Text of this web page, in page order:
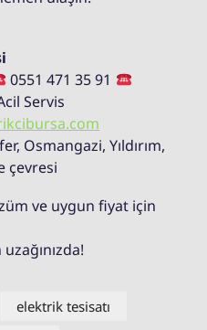
0551 471 35 91
Servis
Osmangazi, Yıldırım,
çevresi
ve uygun fiyat için
elektrik tesisatı